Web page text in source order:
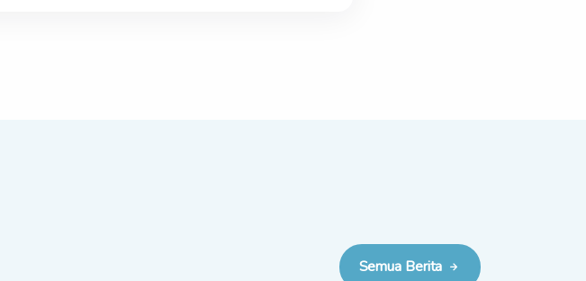
Semua Berita